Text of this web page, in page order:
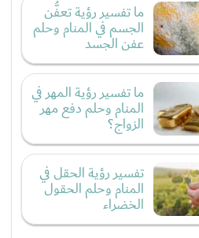
ما تفسير رؤية تعفُّن
الجسم في المنام وحلم
عفن الجسد
ما تفسير رؤية المهر في
المنام وحلم دفع مهر
الزواج؟
تفسير رؤية الحقل في
المنام وحلم الحقول
الخضراء